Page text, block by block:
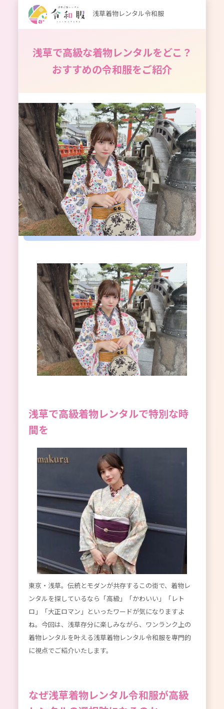
浅草着物レンタル令和服
浅草で高級な着物レンタルをどこ？
おすすめの令和服をご紹介
浅草で高級着物レンタルで特別な時
間を
東京・浅草。伝統とモダンが共存するこの街で、着物レ
ンタルを探しているなら「高級」「かわいい」「レト
ロ」「大正ロマン」といったワードが気になりますよ
ね。今回は、浅草存分に楽しみながら、ワンランク上の
着物レンタルを叶える浅草着物レンタル令和服を専門的
に視点でご紹介いたします。
なぜ浅草着物レンタル令和服が高級